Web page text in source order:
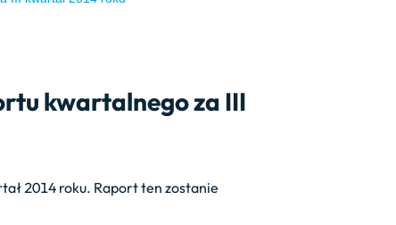
kwartalnego za III
2014 roku. Raport ten zostanie